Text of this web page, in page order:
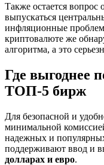
Также остается вопрос
выпускаться
инфляционные
криптовалюте же
алгоритма, а это
Где выгоднее
ТОП-5 бирж
Для безопасной и
минимальной
надежных и
поддерживают ввод и
долларах и евро.